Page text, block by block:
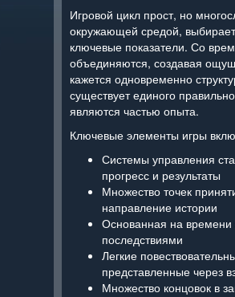
Игровой цикл прост, но
окружающей средой,
ключевые показатели. Со
объединяются, создавая
кажется одновременно
существует единого
являются частью опыта.
Ключевые элементы игры
Системы управления
прогресс и результаты
Множество точек
направление истории
Основанная на времени
последствиями
Легкие
представленные через
Множество концовок в